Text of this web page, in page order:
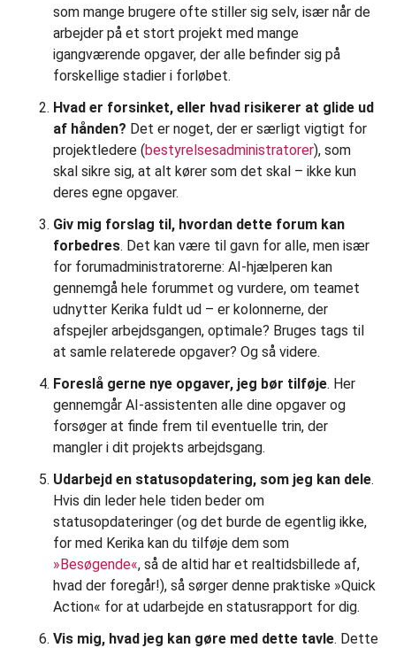
som mange brugere ofte stiller sig selv, især når de
arbejder på et stort projekt med mange
igangværende opgaver, der alle befinder sig på
forskellige stadier i forløbet.
Hvad er forsinket, eller hvad risikerer at glide ud
af hånden? Det er noget, der er særligt vigtigt for
projektledere (bestyrelsesadministratorer), som
skal sikre sig, at alt kører som det skal – ikke kun
deres egne opgaver.
Giv mig forslag til, hvordan dette forum kan
forbedres. Det kan være til gavn for alle, men især
for forumadministratorerne: AI-hjælperen kan
gennemgå hele forummet og vurdere, om teamet
udnytter Kerika fuldt ud – er kolonnerne, der
afspejler arbejdsgangen, optimale? Bruges tags til
at samle relaterede opgaver? Og så videre.
Foreslå gerne nye opgaver, jeg bør tilføje. Her
gennemgår AI-assistenten alle dine opgaver og
forsøger at finde frem til eventuelle trin, der
mangler i dit projekts arbejdsgang.
Udarbejd en statusopdatering, som jeg kan dele.
Hvis din leder hele tiden beder om
statusopdateringer (og det burde de egentlig ikke,
for med Kerika kan du tilføje dem som
»Besøgende«, så de altid har et realtidsbillede af,
hvad der foregår!), så sørger denne praktiske »Quick
Action« for at udarbejde en statusrapport for dig.
Vis mig, hvad jeg kan gøre med dette tavle. Dette